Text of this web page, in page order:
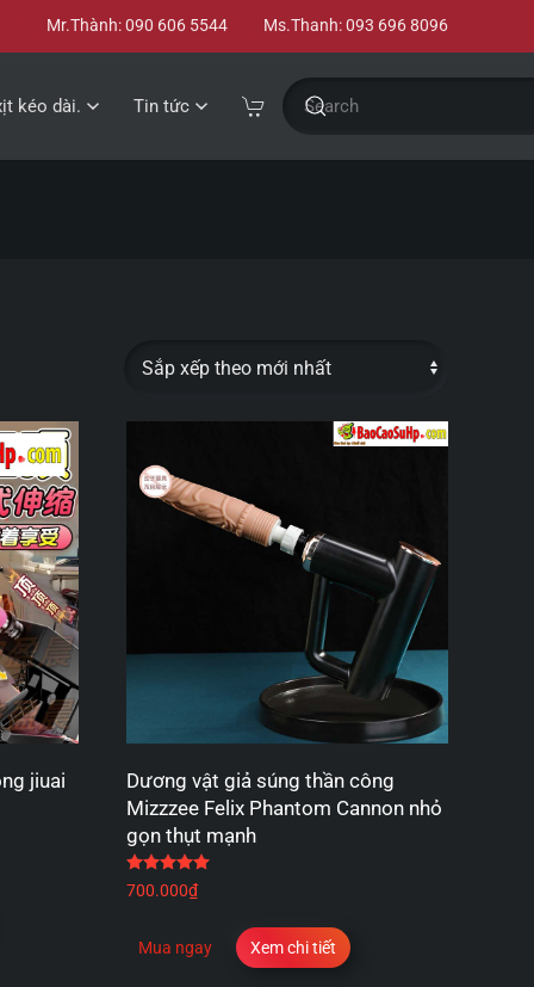
Mr.Thành: 090 606 5544 Ms.Thanh: 093 696 8096
kéo dài. Tin tức
jiuai
Dương vật giả súng thần công
Mizzzee Felix Phantom Cannon nhỏ
gọn thụt mạnh
700.000₫
Mua ngay Xem chi tiết